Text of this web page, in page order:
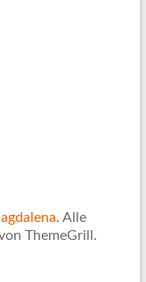
. Alle
ThemeGrill.